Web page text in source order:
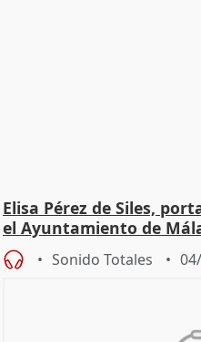
Elisa Pérez de Siles,
el Ayuntamiento de
Sonido Totales